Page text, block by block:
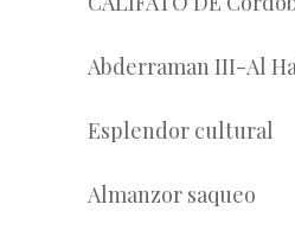
Abderraman III-Al
Esplendor cultural
Almanzor saqueo